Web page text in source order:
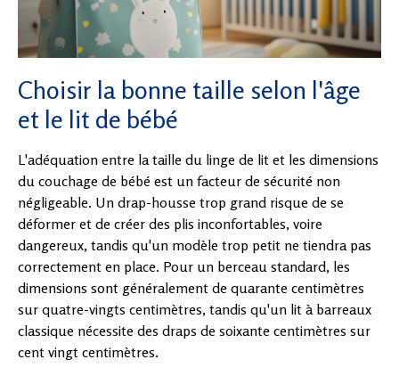
Choisir la bonne taille selon l'âge
et le lit de bébé
L'adéquation entre la taille du linge de lit et les dimensions
du couchage de bébé est un facteur de sécurité non
négligeable. Un drap-housse trop grand risque de se
déformer et de créer des plis inconfortables, voire
dangereux, tandis qu'un modèle trop petit ne tiendra pas
correctement en place. Pour un berceau standard, les
dimensions sont généralement de quarante centimètres
sur quatre-vingts centimètres, tandis qu'un lit à barreaux
classique nécessite des draps de soixante centimètres sur
cent vingt centimètres.